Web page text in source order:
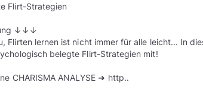
Flirt-Strategien
↓↓↓
Flirten lernen ist nicht immer für alle leicht... In
belegte Flirt-Strategien mit!
CHARISMA ANALYSE ➜ http..